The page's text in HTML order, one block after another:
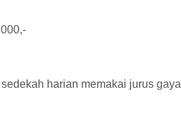
harian memakai jurus gaya